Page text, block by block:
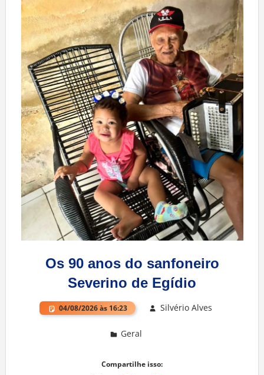
Os 90 anos do sanfoneiro
Severino de Egídio
04/08/2026 às 16:23 Silvério Alves
Geral
Compartilhe isso: